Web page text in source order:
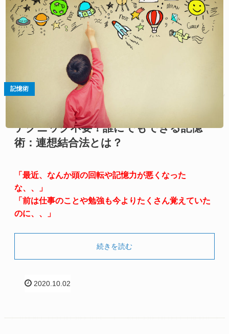
記憶術
テクニック不要！誰にでもできる記憶
術：連想結合法とは？
「最近、なんか頭の回転や記憶力が悪くなった
な、、」
「前は仕事のことや勉強も今よりたくさん覚えていた
のに、、」
続きを読む
2020.10.02